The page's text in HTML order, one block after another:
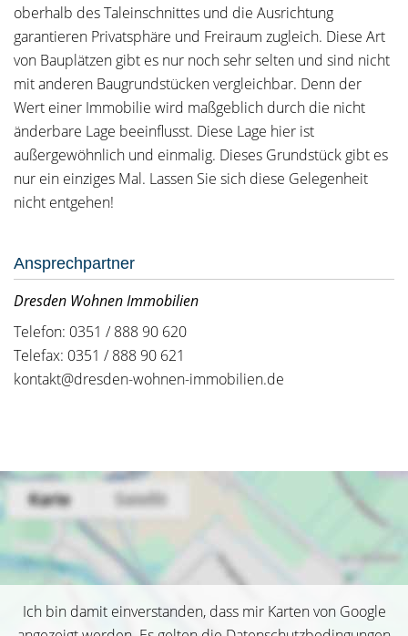
oberhalb des Taleinschnittes und die Ausrichtung
garantieren Privatsphäre und Freiraum zugleich. Diese Art
von Bauplätzen gibt es nur noch sehr selten und sind nicht
mit anderen Baugrundstücken vergleichbar. Denn der
Wert einer Immobilie wird maßgeblich durch die nicht
änderbare Lage beeinflusst. Diese Lage hier ist
außergewöhnlich und einmalig. Dieses Grundstück gibt es
nur ein einziges Mal. Lassen Sie sich diese Gelegenheit
nicht entgehen!
Ansprechpartner
Dresden Wohnen Immobilien
Telefon: 0351 / 888 90 620
Telefax: 0351 / 888 90 621
kontakt@dresden-wohnen-immobilien.de
Ich bin damit einverstanden, dass mir Karten von Google